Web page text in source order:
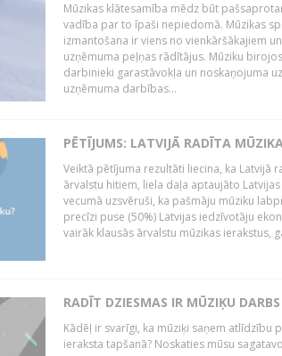
Mūzikas klātesamība mēdz būt
vadība par to īpaši nepiedomā. Mūzikas
izmantošana ir viens no vienkāršākajiem
uzņēmuma peļņas rādītājus. Mūziku
darbinieki garastāvokļa un noskaņojuma
uzņēmuma darbības...
PĒTĪJUMS: LATVIJĀ RADĪTA
Veiktā pētījuma rezultāti liecina, ka Latvijā
ārvalstu hitiem, liela daļa aptaujāto
vecumā uzsvēruši, ka pašmāju mūziku
precīzi puse (50%) Latvijas iedzīvotāju
vairāk klausās ārvalstu mūzikas ierakstus,
RADĪT DZIESMAS IR MŪZIĶU
Kādēļ ir svarīgi, ka mūziķi saņem atlīdzību
ieraksta tapšanā? Noskaties mūsu